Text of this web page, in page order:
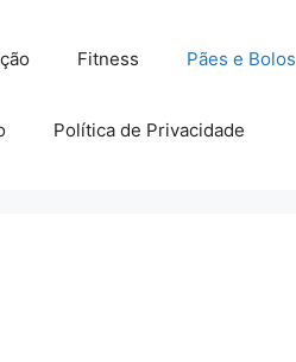
Fitness Pães e Bolos
Política de Privacidade